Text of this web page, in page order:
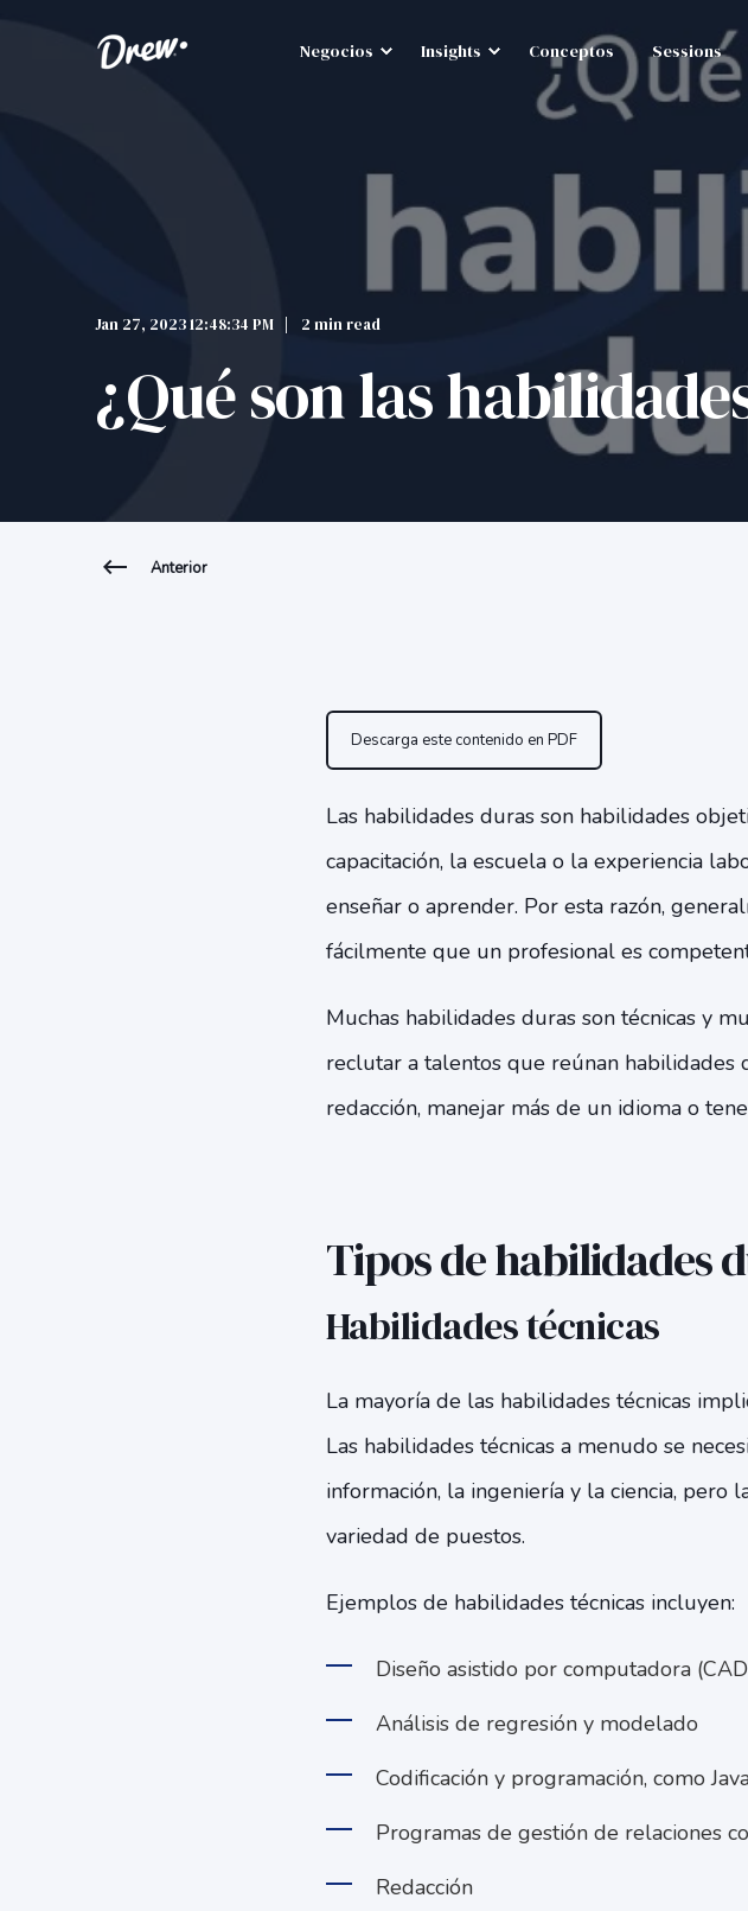
Negocios Insights Conceptos Sessions
Jan 27, 2023 12:48:34 PM 2 min read
¿Qué son las
Anterior
Descarga este contenido en PDF
Las habilidades duras son habilidades
capacitación, la escuela o la experiencia
enseñar o aprender. Por esta razón,
fácilmente que un profesional es
Muchas habilidades duras son técnicas y
reclutar a talentos que reúnan habilidades
redacción, manejar más de un idioma o
Tipos de habilidades
Habilidades técnicas
La mayoría de las habilidades técnicas
Las habilidades técnicas a menudo se
información, la ingeniería y la ciencia, pero
variedad de puestos.
Ejemplos de habilidades técnicas incluyen:
Diseño asistido por computadora
Análisis de regresión y modelado
Codificación y programación, como
Programas de gestión de relaciones
Redacción